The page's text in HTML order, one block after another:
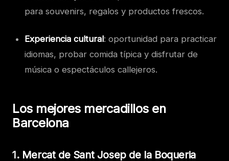
para souvenirs, regalos y productos frescos.
Experiencia cultural: oportunidad para practicar
idiomas, probar comida típica y disfrutar de
música o espectáculos callejeros.
Los mejores mercadillos en
Barcelona
1. Mercat de Sant Josep de la Boqueria